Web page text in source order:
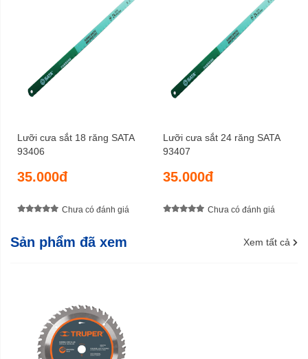
Lưỡi cưa sắt 18 răng SATA
93406
35.000đ
Chưa có đánh giá
Lưỡi cưa sắt 24 răng SATA
93407
35.000đ
Chưa có đánh giá
Sản phẩm đã xem Xem tất cả